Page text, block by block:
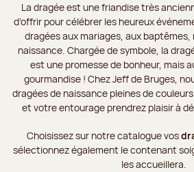
La dragée est une friandise très
d’offrir pour célébrer les heureux
dragées aux mariages, aux baptêmes,
naissance. Chargée de symbole, la
est une promesse de bonheur, mais
gourmandise ! Chez Jeff de Bruges,
dragées de naissance pleines de
et votre entourage prendrez plaisir à
Choisissez sur notre catalogue vos
sélectionnez également le contenant
les accueillera.